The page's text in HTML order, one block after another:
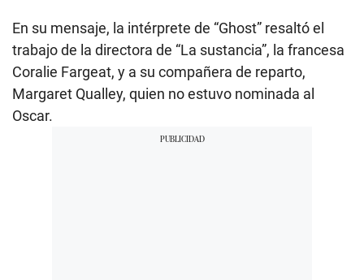
En su mensaje, la intérprete de “Ghost” resaltó el
trabajo de la directora de “La sustancia”, la francesa
Coralie Fargeat, y a su compañera de reparto,
Margaret Qualley, quien no estuvo nominada al
Oscar.